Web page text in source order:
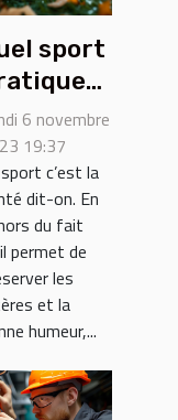
sport
du
?
6 novembre
19:37
c’est la
dit-on. En
du fait
permet de
les
et la
humeur,...